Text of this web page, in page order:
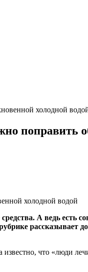
холодной
поправить
А ведь
рассказывает
что «люди